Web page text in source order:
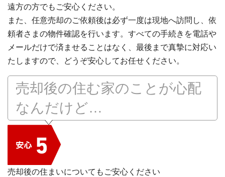
遠方の方でもご安心ください。
また、任意売却のご依頼後は必ず一度は現地へ訪問し、依
頼者さまの物件確認を行います。すべての手続きを電話や
メールだけで済ませることはなく、最後まで真摯に対応い
たしますので、どうぞ安心してお任せください。
売却後の住む家のことが心配
なんだけど…
売却後の住まいについてもご安心ください